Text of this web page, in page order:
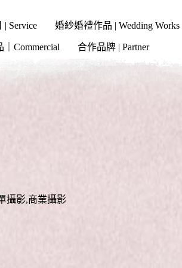
| Service 婚紗婚禮作品 | Wedding Works
Commercial 合作品牌 | Partner
攝影,商業攝影